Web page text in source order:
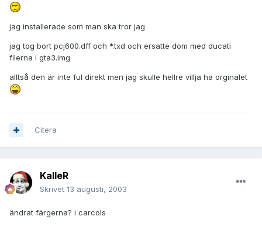
jag installerade som man ska tror jag
jag tog bort pcj600.dff och *.txd och ersatte dom med ducati
filerna i gta3.img
alltså den är inte ful direkt men jag skulle hellre villja ha orginalet
Citera
KalleR
Skrivet 13 augusti, 2003
ändrat färgerna? i carcols